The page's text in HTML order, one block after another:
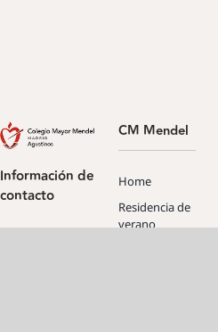
Información de
contacto
CM Mendel
Home
Residencia de
verano